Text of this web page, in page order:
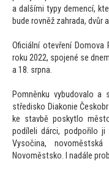
a dalšími typy demencí,
bude rovněž zahrada, dvůr
Oficiální otevření Domova
roku 2022, spojené se
a 18. srpna.
Pomněnku vybudovalo a
středisko Diakonie
ke stavbě poskytlo
podíleli dárci, podpořilo
Vysočina,
Novoměstsko. I nadále